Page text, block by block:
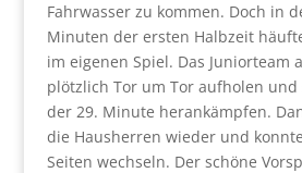
Fahrwasser zu kommen. Doch in
Minuten der ersten Halbzeit
im eigenen Spiel. Das Juniorteam
plötzlich Tor um Tor aufholen und
der 29. Minute herankämpfen.
die Hausherren wieder und
Seiten wechseln. Der schöne